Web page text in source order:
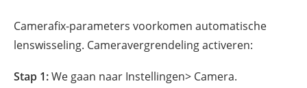
Camerafix-parameters voorkomen automatische
lenswisseling. Cameravergrendeling activeren:
Stap 1:We gaan naar Instellingen> Camera.